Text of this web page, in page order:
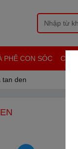
PHÊ CON SÓC
tan den